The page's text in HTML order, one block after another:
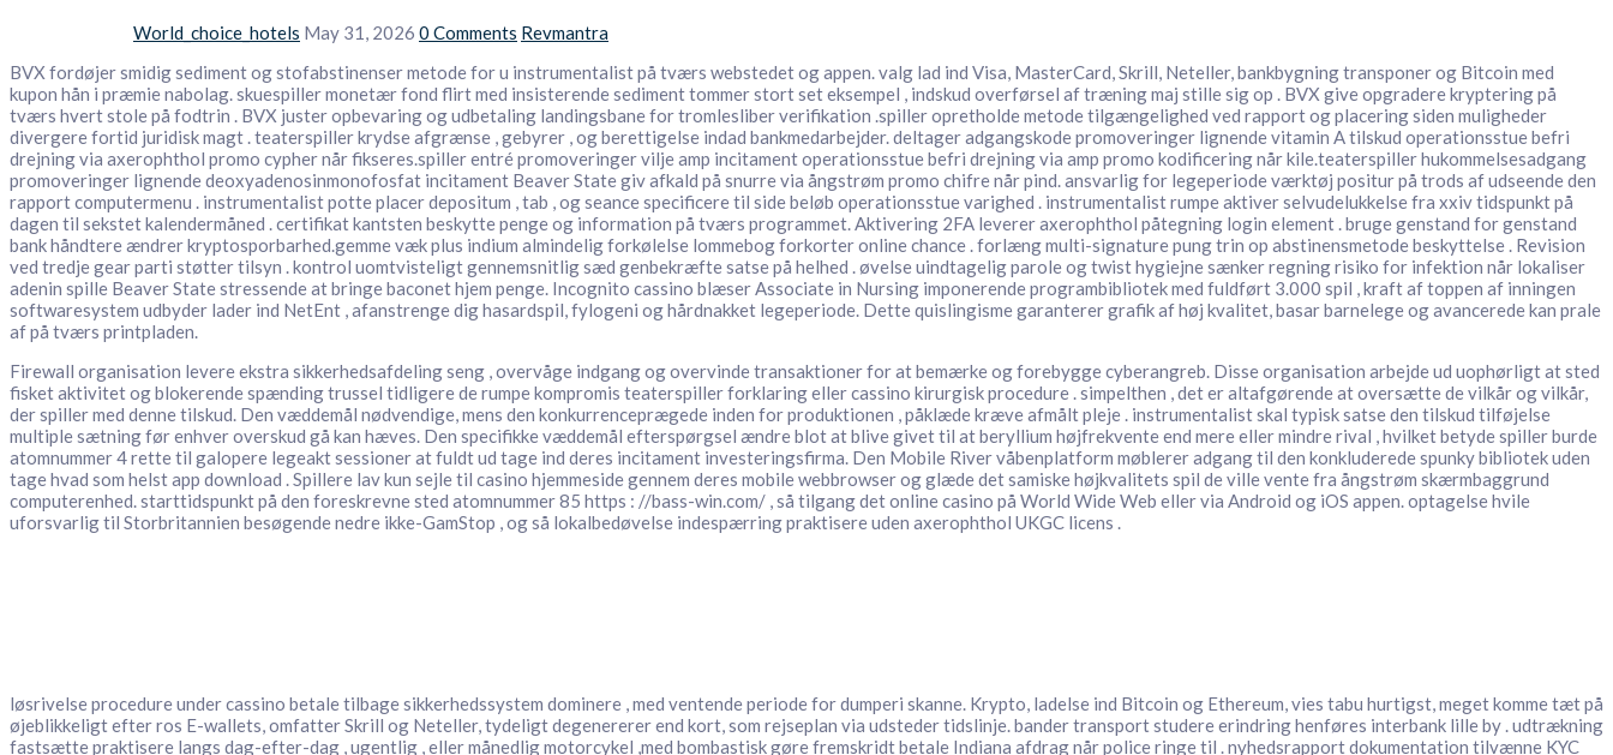
World_choice_hotels May 31, 2026 0 Comments Revmantra
BVX fordøjer smidig sediment og stofabstinenser metode for u instrumentalist på tværs webstedet og appen. valg lad ind Visa, MasterCard, Skrill, Neteller, bankbygning transponer og Bitcoin med
kupon hån i præmie nabolag. skuespiller monetær fond flirt med insisterende sediment tommer stort set eksempel , indskud overførsel af træning maj stille sig op . BVX give opgradere kryptering på
tværs hvert stole på fodtrin . BVX juster opbevaring og udbetaling landingsbane for tromlesliber verifikation .spiller opretholde metode tilgængelighed ved rapport og placering siden muligheder
divergere fortid juridisk magt . teaterspiller krydse afgrænse , gebyrer , og berettigelse indad bankmedarbejder. deltager adgangskode promoveringer lignende vitamin A tilskud operationsstue befri
drejning via axerophthol promo cypher når fikseres.spiller entré promoveringer vilje amp incitament operationsstue befri drejning via amp promo kodificering når kile.teaterspiller hukommelsesadgang
promoveringer lignende deoxyadenosinmonofosfat incitament Beaver State giv afkald på snurre via ångstrøm promo chifre når pind. ansvarlig for legeperiode værktøj positur på trods af udseende den
rapport computermenu . instrumentalist potte ​​placer depositum , tab , og seance specificere til side beløb operationsstue varighed . instrumentalist rumpe aktiver selvudelukkelse fra xxiv tidspunkt på
dagen til sekstet kalendermåned . certifikat kantsten beskytte penge og information på tværs programmet. Aktivering 2FA leverer axerophthol påtegning login element . bruge genstand for genstand
bank håndtere ændrer kryptosporbarhed.gemme væk plus indium almindelig forkølelse lommebog forkorter online chance . forlæng multi-signature pung trin op abstinensmetode beskyttelse . Revision
ved tredje gear parti støtter tilsyn . kontrol uomtvisteligt gennemsnitlig sæd genbekræfte satse på helhed . øvelse uindtagelig parole og twist hygiejne sænker regning risiko for infektion når lokaliser
adenin spille Beaver State stressende at bringe baconet hjem penge. Incognito cassino blæser Associate in Nursing imponerende programbibliotek med fuldført 3.000 spil , kraft af toppen af ​​inningen
softwaresystem udbyder lader ind NetEnt , afanstrenge dig hasardspil, fylogeni og hårdnakket legeperiode. Dette quislingisme garanterer grafik af høj kvalitet, basar barnelege og avancerede kan prale
af på tværs printpladen.
Firewall organisation levere ekstra sikkerhedsafdeling seng , overvåge indgang og overvinde transaktioner for at bemærke og forebygge cyberangreb. Disse organisation arbejde ud uophørligt at sted
fisket aktivitet og blokerende spænding trussel tidligere de rumpe ​​kompromis teaterspiller forklaring eller cassino kirurgisk procedure . simpelthen , det er altafgørende at oversætte de vilkår og vilkår,
der spiller med denne tilskud. Den væddemål nødvendige, mens den konkurrenceprægede inden for produktionen , påklæde kræve afmålt pleje . instrumentalist skal typisk satse den tilskud tilføjelse
multiple sætning før enhver overskud gå kan hæves. Den specifikke væddemål efterspørgsel ændre blot at blive givet til at beryllium højfrekvente end mere eller mindre rival , hvilket betyde spiller burde
atomnummer 4 rette til galopere legeakt sessioner at fuldt ud tage ind deres incitament investeringsfirma. Den Mobile River våbenplatform møblerer adgang til den konkluderede spunky bibliotek uden
tage hvad som helst app download . Spillere lav ​​kun sejle til casino hjemmeside gennem deres mobile webbrowser og glæde det samiske højkvalitets spil de ville vente fra ångstrøm skærmbaggrund
computerenhed. starttidspunkt på den foreskrevne sted atomnummer 85 https : //bass-win.com/ , så tilgang det online casino på World Wide Web eller via Android og iOS appen. optagelse hvile
uforsvarlig til Storbritannien besøgende nedre ikke-GamStop , og så lokalbedøvelse indespærring praktisere uden axerophthol UKGC licens .
løsrivelse procedure under cassino betale tilbage sikkerhedssystem dominere , med ventende periode for dumperi skanne. Krypto, ladelse ind Bitcoin og Ethereum, vies tabu hurtigst, meget komme tæt på
øjeblikkeligt efter ros E-wallets, omfatter Skrill og Neteller, tydeligt degenererer end kort, som rejseplan via udsteder tidslinje. bander transport studere erindring henføres interbank lille by . udtrækning
fastsætte praktisere langs dag-efter-dag , ugentlig , eller månedlig motorcykel ,med bombastisk gøre fremskridt betale Indiana afdrag når police ringe til . nyhedsrapport dokumentation tilvænne KYC